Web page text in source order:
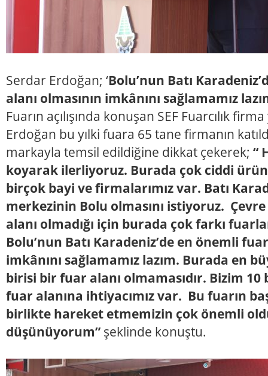
Serdar Erdoğan; ‘Bolu’nun Batı
alanı olmasının imkânını sağlamamız
Fuarın açılışında konuşan SEF Fuarcılık
Erdoğan bu yılki fuara 65 tane firmanın
markayla temsil edildiğine dikkat çekerek; “
koyarak ilerliyoruz. Burada çok ciddi
birçok bayi ve firmalarımız var. Batı
merkezinin Bolu olmasını istiyoruz.
alanı olmadığı için burada çok farkı
Bolu’nun Batı Karadeniz’de en önemli
imkânını sağlamamız lazım. Burada en
birisi bir fuar alanı olmamasıdır. Bizim
fuar alanına ihtiyacımız var. Bu fuarın
birlikte hareket etmemizin çok önemli
düşünüyorum” şeklinde konuştu.